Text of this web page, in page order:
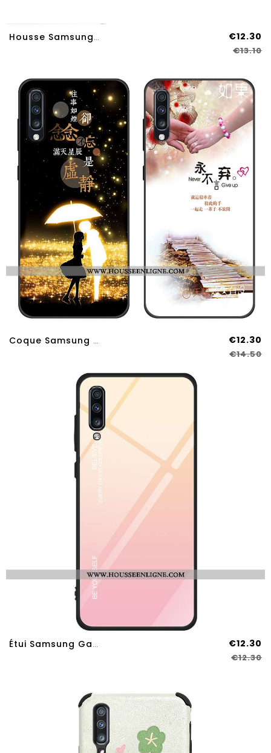
Housse Samsung Galaxy A70s Délavé En Daim Personnalité Jaune Dessin Animé Fluide Doux Net Rouge Étui €12.30
€13.10
Coque Samsung Galaxy A70s Protection Silicone Noir Tout Compris Téléphone Portable Étui €12.30
€14.50
Étui Samsung Galaxy A70s Personnalité Tendance Incassable Verre Tout Compris Amoureux Dégradé De Cou €12.30
€12.30